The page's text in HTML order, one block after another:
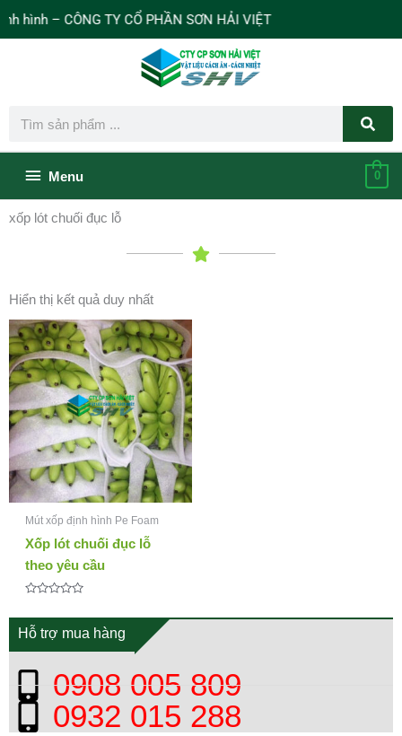
– CÔNG TY CỔ PHẦN SƠN HẢI VIỆT
Bên
dưới
trang
Menu 0
Hỗ trợ mua hàng
0908 005 809
0932 015 288
xốp lót chuối đục lỗ
Hiển thị kết quả duy nhất
Mút xốp định hình Pe Foam
Xốp lót chuối đục lỗ
theo yêu cầu
xếp
hạng
0